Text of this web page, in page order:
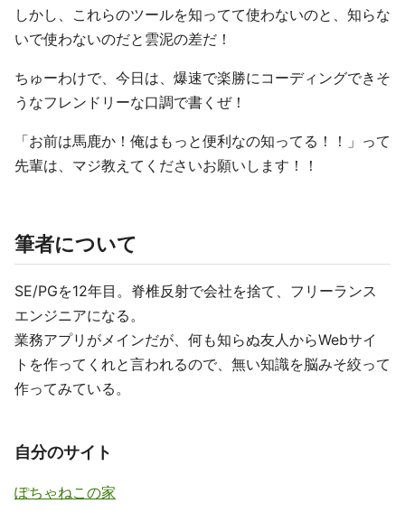
しかし、これらのツールを知ってて使わないのと、知らな
いで使わないのだと雲泥の差だ！
ちゅーわけで、今日は、爆速で楽勝にコーディングできそ
うなフレンドリーな口調で書くぜ！
「お前は馬鹿か！俺はもっと便利なの知ってる！！」って
先輩は、マジ教えてくださいお願いします！！
筆者について
SE/PGを12年目。脊椎反射で会社を捨て、フリーランス
エンジニアになる。
業務アプリがメインだが、何も知らぬ友人からWebサイ
トを作ってくれと言われるので、無い知識を脳みそ絞って
作ってみている。
自分のサイト
ぽちゃねこの家